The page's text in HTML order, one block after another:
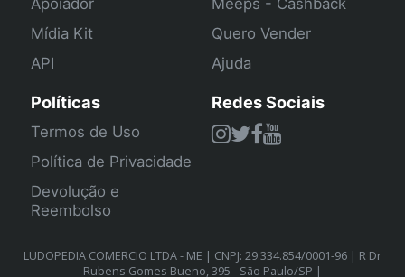
Apoiador
Mídia Kit
API
Meeps - Cashback
Quero Vender
Ajuda
Políticas
Termos de Uso
Política de Privacidade
Devolução e
Reembolso
Redes Sociais
LUDOPEDIA COMERCIO LTDA - ME | CNPJ: 29.334.854/0001-96 | R Dr
Rubens Gomes Bueno, 395 - São Paulo/SP |